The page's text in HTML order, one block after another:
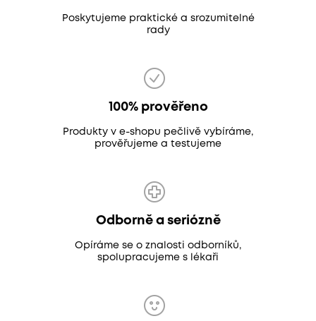
Poskytujeme praktické a srozumitelné
rady
100% prověřeno
Produkty v e-shopu pečlivě vybíráme,
prověřujeme a testujeme
Odborně a seriózně
Opíráme se o znalosti odborníků,
spolupracujeme s lékaři